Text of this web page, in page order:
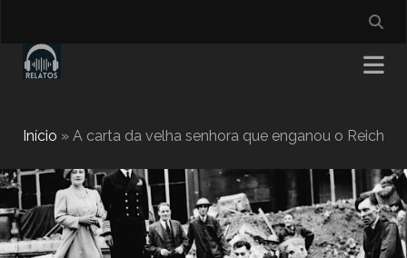
Início » A carta da velha senhora que enganou o Reich